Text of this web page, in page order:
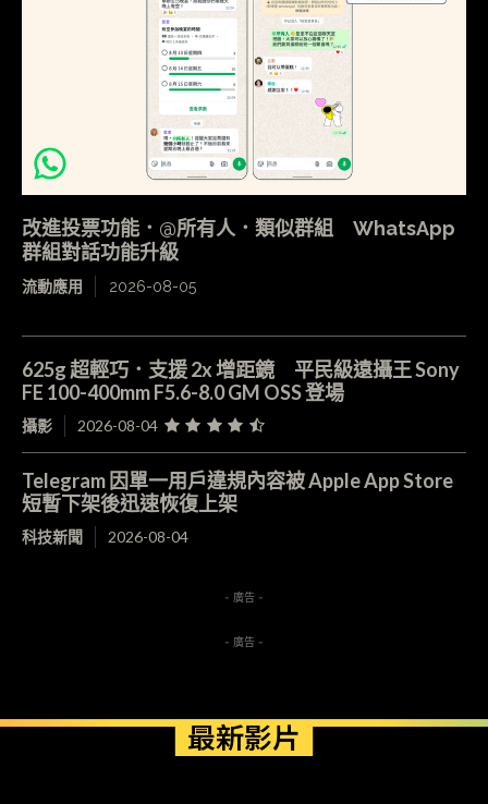
改進投票功能．@所有人．類似群組 WhatsApp
群組對話功能升級
流動應用 2026-08-05
625g 超輕巧．支援 2x 增距鏡 平民級遠攝王 Sony
FE 100-400mm F5.6-8.0 GM OSS 登場
攝影 2026-08-04
Telegram 因單一用戶違規內容被 Apple App Store
短暫下架後迅速恢復上架
科技新聞 2026-08-04
- 廣告 -
- 廣告 -
最新影片